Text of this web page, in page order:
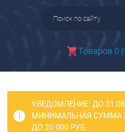
Товаров 0 (
Чемоданы
Пилоты на
Рюкзаки
Бьюти-
САКВОЯЖИ
УВЕДОМЛЕНИЕ: ДО
МИНИМАЛЬНАЯ СУММА
ДО 20 000 РУБ.